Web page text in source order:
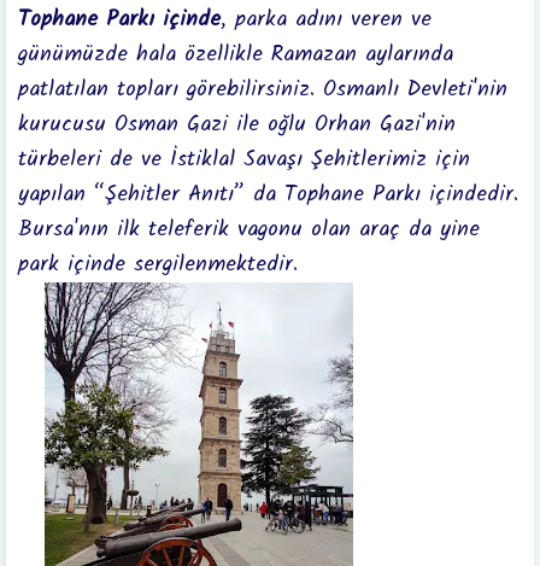
Tophane Parkı içinde, parka adını veren ve
günümüzde hala özellikle Ramazan aylarında
patlatılan topları görebilirsiniz. Osmanlı Devleti'nin
kurucusu Osman Gazi ile oğlu Orhan Gazi'nin
türbeleri de ve İstiklal Savaşı Şehitlerimiz için
yapılan “Şehitler Anıtı” da Tophane Parkı içindedir.
Bursa'nın ilk teleferik vagonu olan araç da yine
park içinde sergilenmektedir.